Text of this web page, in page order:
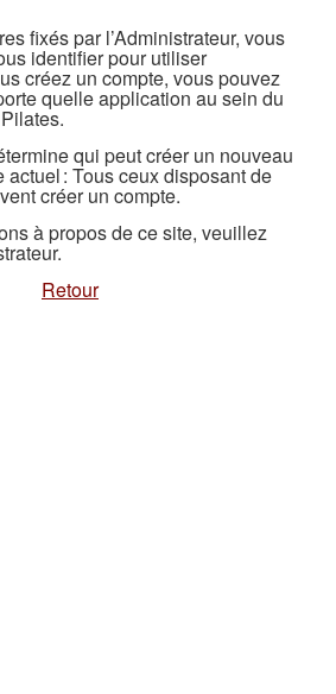
fixés par l’Administrateur, vous
identifier pour utiliser
créez un compte, vous pouvez
quelle application au sein du
qui peut créer un nouveau
actuel : Tous ceux disposant de
créer un compte.
à propos de ce site, veuillez
Retour